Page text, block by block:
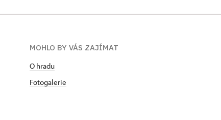
MOHLO BY VÁS ZAJÍMAT
O hradu
Fotogalerie